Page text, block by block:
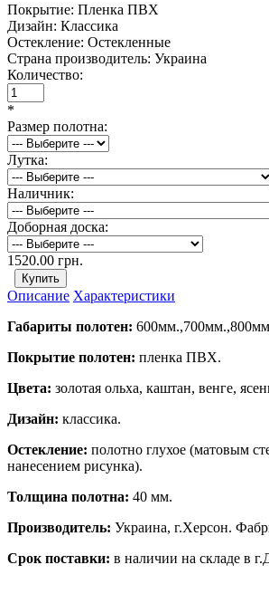
Покрытие: Пленка ПВХ
Дизайн: Классика
Остекление: Остекленные
Страна производитель: Украина
Количество:
*
Размер полотна:
Лутка:
Наличник:
Доборная доска:
1520.00 грн.
Описание Характеристики
Габариты полотен:
Покрытие полотен: пленка ПВХ.
Цвета: золотая ольха, каштан, венге,
Дизайн: классика.
Остекление: полотно глухое (матовым
нанесением рисунка).
Толщина полотна: 40 мм.
Производитель: Украина, г.Херсон.
Срок поставки: в наличии на складе в